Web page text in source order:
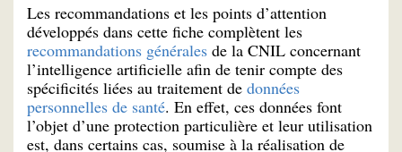
Les recommandations et les points d’attention
développés dans cette fiche complètent les
recommandations générales de la CNIL concernant
l’intelligence artificielle afin de tenir compte des
spécificités liées au traitement de données
personnelles de santé. En effet, ces données font
l’objet d’une protection particulière et leur utilisation
est, dans certains cas, soumise à la réalisation de